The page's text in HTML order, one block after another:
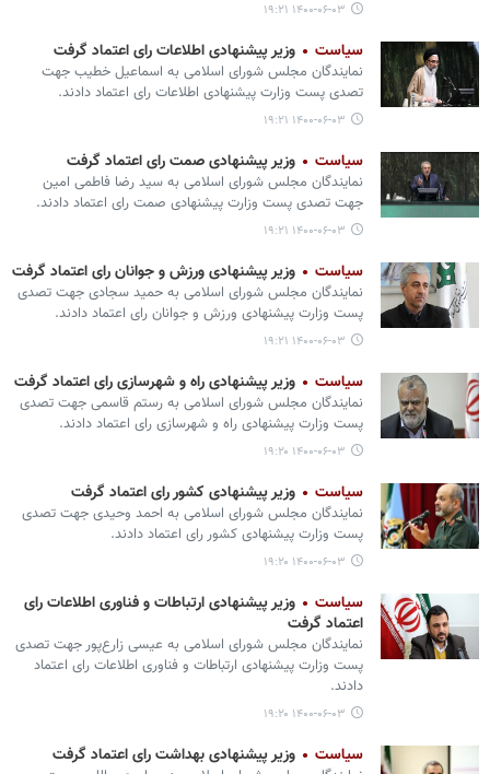
۱۴۰۰-۰۶-۰۳ ۱۹:۲۱
سیاست وزیر پیشنهادی اطلاعات رای اعتماد گرفت
نمایندگان مجلس شورای اسلامی به اسماعیل خطیب جهت
تصدی پست وزارت پیشنهادی اطلاعات رای اعتماد دادند.
۱۴۰۰-۰۶-۰۳ ۱۹:۲۱
سیاست وزیر پیشنهادی صمت رای اعتماد گرفت
نمایندگان مجلس شورای اسلامی به سید رضا فاطمی امین
جهت تصدی پست وزارت پیشنهادی صمت رای اعتماد دادند.
۱۴۰۰-۰۶-۰۳ ۱۹:۲۱
سیاست وزیر پیشنهادی ورزش و جوانان رای اعتماد گرفت
نمایندگان مجلس شورای اسلامی به حمید سجادی جهت تصدی
پست وزارت پیشنهادی ورزش و جوانان رای اعتماد دادند.
۱۴۰۰-۰۶-۰۳ ۱۹:۲۱
سیاست وزیر پیشنهادی راه و شهرسازی رای اعتماد گرفت
نمایندگان مجلس شورای اسلامی به رستم قاسمی جهت تصدی
پست وزارت پیشنهادی راه و شهرسازی رای اعتماد دادند.
۱۴۰۰-۰۶-۰۳ ۱۹:۲۰
سیاست وزیر پیشنهادی کشور رای اعتماد گرفت
نمایندگان مجلس شورای اسلامی به احمد وحیدی جهت تصدی
پست وزارت پیشنهادی کشور رای اعتماد دادند.
۱۴۰۰-۰۶-۰۳ ۱۹:۲۰
سیاست
وزیر پیشنهادی ارتباطات و فناوری اطلاعات رای
اعتماد گرفت
نمایندگان مجلس شورای اسلامی به عیسی زارع‌پور جهت تصدی
پست وزارت پیشنهادی ارتباطات و فناوری اطلاعات رای اعتماد
دادند.
۱۴۰۰-۰۶-۰۳ ۱۹:۲۰
سیاست وزیر پیشنهادی بهداشت رای اعتماد گرفت